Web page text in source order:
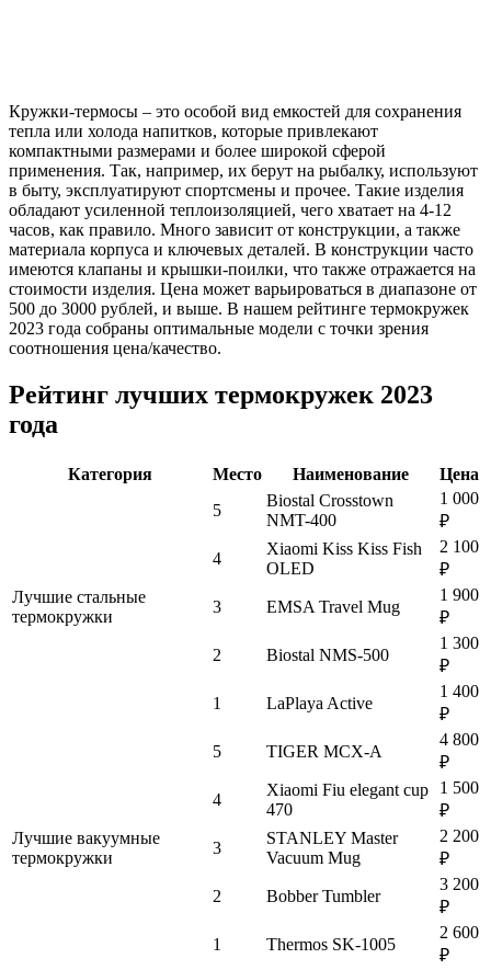
Кружки-термосы – это особой вид емкостей для сохранения
тепла или холода напитков, которые привлекают
компактными размерами и более широкой сферой
применения. Так, например, их берут на рыбалку, используют
в быту, эксплуатируют спортсмены и прочее. Такие изделия
обладают усиленной теплоизоляцией, чего хватает на 4-12
часов, как правило. Много зависит от конструкции, а также
материала корпуса и ключевых деталей. В конструкции часто
имеются клапаны и крышки-поилки, что также отражается на
стоимости изделия. Цена может варьироваться в диапазоне от
500 до 3000 рублей, и выше. В нашем рейтинге термокружек
2023 года собраны оптимальные модели с точки зрения
соотношения цена/качество.
Рейтинг лучших термокружек 2023
года
Категория Место Наименование Цена
Лучшие стальные
термокружки
5
Biostal Crosstown
NMT-400
1 000
₽
4
Xiaomi Kiss Kiss Fish
OLED
2 100
₽
3
EMSA Travel Mug
1 900
₽
2
Biostal NMS-500
1 300
₽
1
LaPlaya Active
1 400
₽
Лучшие вакуумные
термокружки
5 TIGER MCX-A
4 800
₽
4
Xiaomi Fiu elegant cup
470
1 500
₽
3
STANLEY Master
Vacuum Mug
2 200
₽
2
Bobber Tumbler
3 200
₽
1
Thermos SK-1005
2 600
₽